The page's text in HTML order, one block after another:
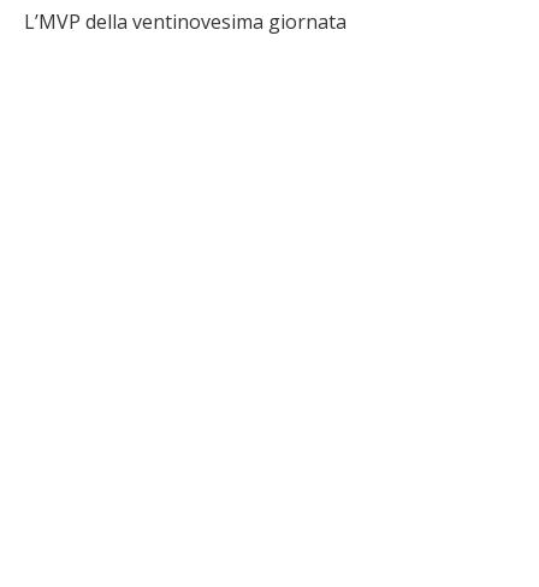
L’MVP della ventinovesima giornata